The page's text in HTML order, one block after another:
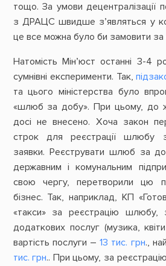
тощо. За умови децентралізації
з ДРАЦС швидше з’являться у
це все можна було би замовити за
Натомість Мін’юст останні 3-4
сумнівні експерименти. Так,
та цього міністерства було
«шлюб за добу». При цьому, до
досі не внесено. Хоча закон
строк для реєстрації шлюбу
заявки. Реєструвати шлюб за
державним і комунальним
свою чергу, перетворили цю
бізнес. Так, наприклад, КП
«такси» за реєстрацію шлюбу,
додаткових послуг (музика,
вартість послуги –13 тис. грн.,
тис. грн.. При цьому, за